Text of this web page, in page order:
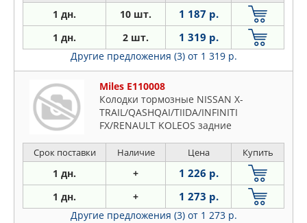
1 дн. 10 шт. 1 187 р.
1 дн. 2 шт. 1 319 р.
Другие предложения (3) от 1 319 р.
Miles E110008
Колодки тормозные NISSAN X-
TRAIL/QASHQAI/TIIDA/INFINITI
FX/RENAULT KOLEOS задние
Срок поставки Наличие Цена Купить
1 дн. + 1 226 р.
1 дн. + 1 273 р.
Другие предложения (3) от 1 273 р.